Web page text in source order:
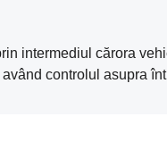
intermediul cărora
controlul asupra